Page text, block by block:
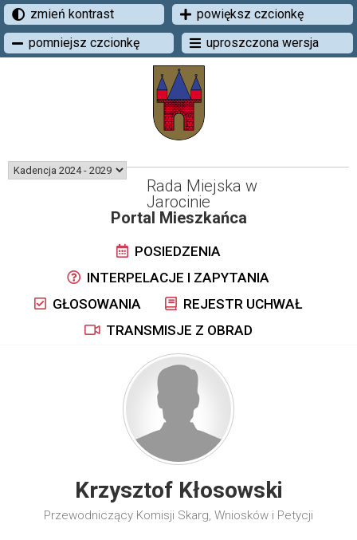
zmień kontrast
powiększ czcionkę
pomniejsz czcionkę
uproszczona wersja
Rada Miejska w
Jarocinie
Portal Mieszkańca
POSIEDZENIA
INTERPELACJE I ZAPYTANIA
GŁOSOWANIA
REJESTR UCHWAŁ
TRANSMISJE Z OBRAD
Krzysztof Kłosowski
Przewodniczący Komisji Skarg, Wniosków i Petycji